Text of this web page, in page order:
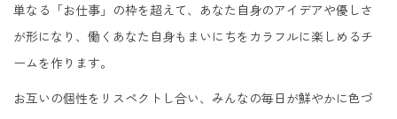
単なる「お仕事」の枠を超えて、あなた自身のアイデアや優しさ
が形になり、働くあなた自身もまいにちをカラフルに楽しめるチ
ームを作ります。
お互いの個性をリスペクトし合い、みんなの毎日が鮮やかに色づ